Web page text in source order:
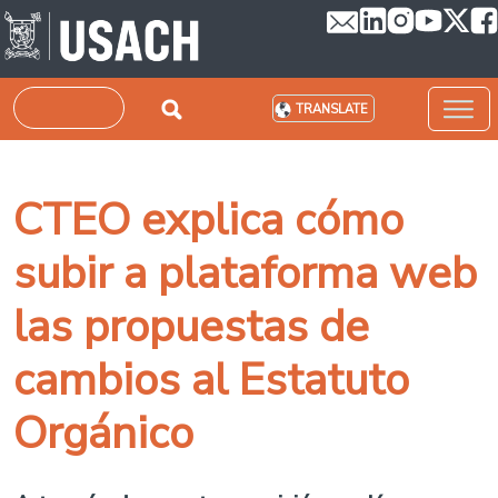
Skip to main content
Search TRANSLATE
CTEO explica cómo
subir a plataforma web
las propuestas de
cambios al Estatuto
Orgánico